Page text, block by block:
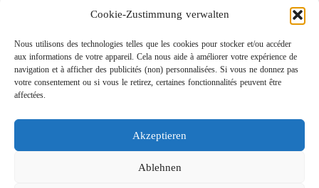
Cookie-Zustimmung verwalten
Nous utilisons des technologies telles que les cookies pour stocker et/ou accéder
aux informations de votre appareil. Cela nous aide à améliorer votre expérience de
navigation et à afficher des publicités (non) personnalisées. Si vous ne donnez pas
votre consentement ou si vous le retirez, certaines fonctionnalités peuvent être
affectées.
Akzeptieren
Ablehnen